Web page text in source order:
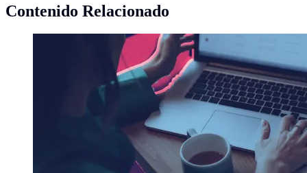
Contenido Relacionado